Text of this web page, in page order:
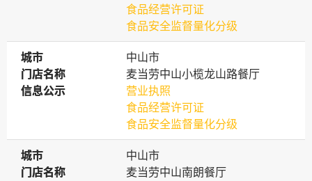
食品经营许可证
食品安全监督量化分级
城市
城市
中山市
门店名称
门店名称
麦当劳中山小榄龙山路餐厅
信息公示
信息公示
营业执照
食品经营许可证
食品安全监督量化分级
城市
城市
中山市
门店名称
门店名称
麦当劳中山南朗餐厅